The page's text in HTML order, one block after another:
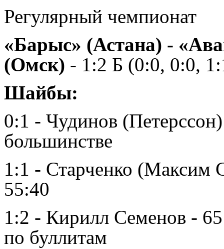
Регулярный чемпионат
«Барыс» (Астана) -
(Омск) - 1:2 Б (0:0, 0:0,
Шайбы:
0:1 - Чудинов
большинстве
1:1 - Старченко (Максим
55:40
1:2 - Кирилл Семенов -
по буллитам